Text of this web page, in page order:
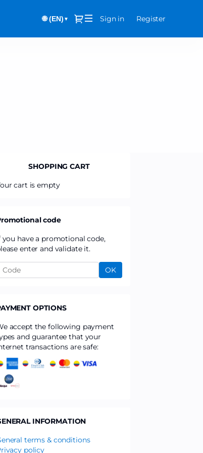
🌐 (EN) ▼ Dialog
Sign in Register
SHOPPING CART
cart is empty
code
you have a promotional code,
enter and validate it.
OK
OPTIONS
accept the following payment
and guarantee that your
transactions are safe:
INFORMATION
terms & conditions
policy